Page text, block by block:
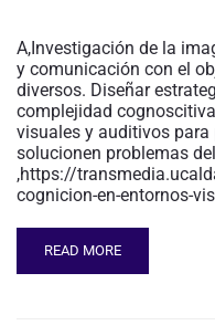
A,Investigación de la
y comunicación con el
diversos. Diseñar
complejidad
visuales y auditivos
solucionen problemas
,https://
cognicion-en-entornos-
READ MORE